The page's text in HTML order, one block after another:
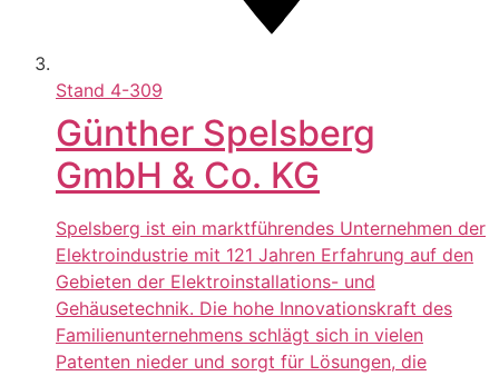
Stand 4-309
Günther Spelsberg
GmbH & Co. KG
Spelsberg ist ein marktführendes Unternehmen der
Elektroindustrie mit 121 Jahren Erfahrung auf den
Gebieten der Elektroinstallations- und
Gehäusetechnik. Die hohe Innovationskraft des
Familienunternehmens schlägt sich in vielen
Patenten nieder und sorgt für Lösungen, die